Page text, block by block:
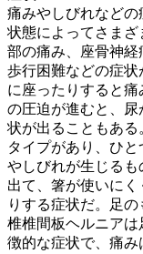
痛みやしびれなど
状態によってさま
部の痛み、座骨神経
歩行困難などの症
に座ったりすると
の圧迫が進むと、
状が出ることもあ
タイプがあり、ひ
やしびれが生じる
出て、箸が使いに
りする症状だ。足
椎椎間板ヘルニア
徴的な症状で、痛み